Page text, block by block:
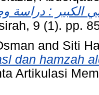
الكبير : دراسة
9 (1). pp.
and Siti
dan hamzah
Artikulasi